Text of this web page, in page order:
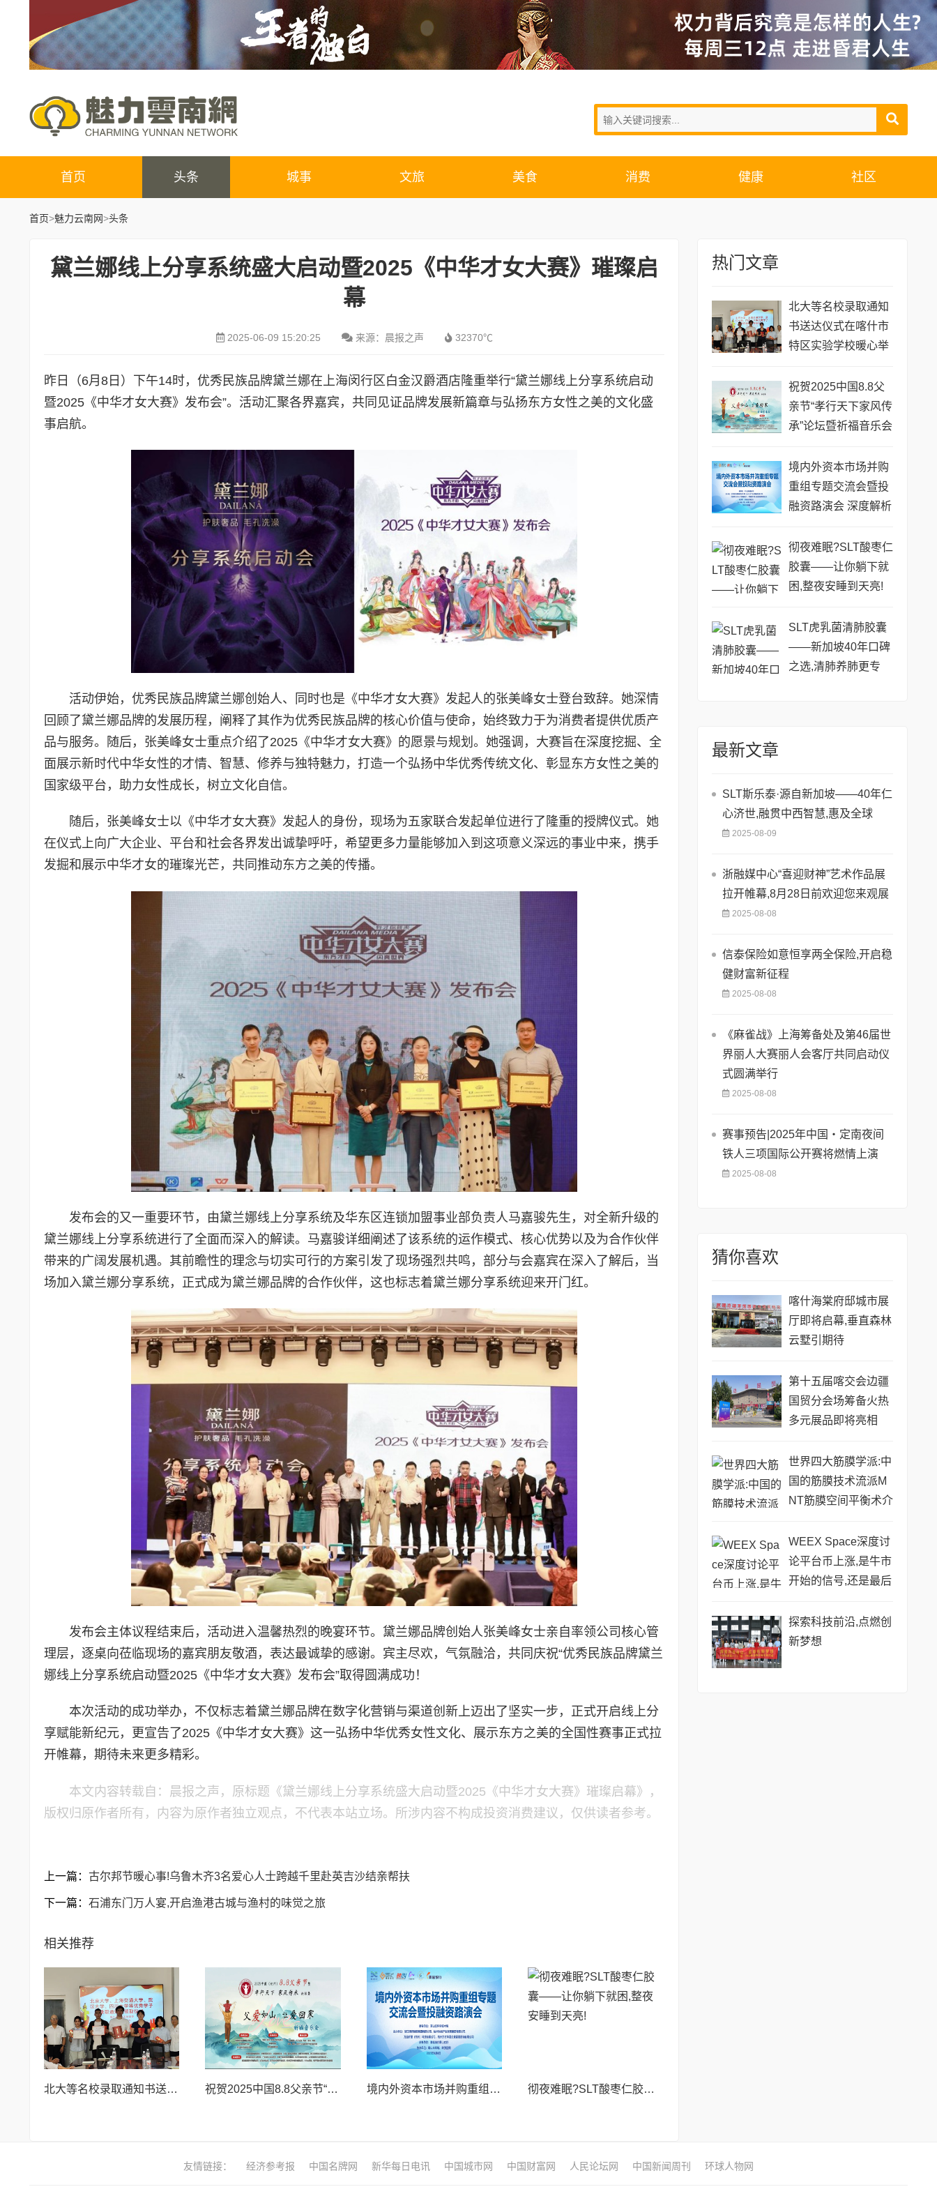
首页 头条 城事 文旅 美食 消费 健康 社区
首页>魅力云南网>头条
黛兰娜线上分享系统盛大启动暨2025《中华才女大赛》璀璨启
幕
2025-06-09 15:20:25 来源：晨报之声 32370℃
昨日（6月8日）下午14时，优秀民族品牌黛兰娜在上海闵行区白金汉爵酒店隆重举行“黛兰娜线上分享系统启动
暨2025《中华才女大赛》发布会”。活动汇聚各界嘉宾，共同见证品牌发展新篇章与弘扬东方女性之美的文化盛
事启航。
活动伊始，优秀民族品牌黛兰娜创始人、同时也是《中华才女大赛》发起人的张美峰女士登台致辞。她深情
回顾了黛兰娜品牌的发展历程，阐释了其作为优秀民族品牌的核心价值与使命，始终致力于为消费者提供优质产
品与服务。随后，张美峰女士重点介绍了2025《中华才女大赛》的愿景与规划。她强调，大赛旨在深度挖掘、全
面展示新时代中华女性的才情、智慧、修养与独特魅力，打造一个弘扬中华优秀传统文化、彰显东方女性之美的
国家级平台，助力女性成长，树立文化自信。
随后，张美峰女士以《中华才女大赛》发起人的身份，现场为五家联合发起单位进行了隆重的授牌仪式。她
在仪式上向广大企业、平台和社会各界发出诚挚呼吁，希望更多力量能够加入到这项意义深远的事业中来，携手
发掘和展示中华才女的璀璨光芒，共同推动东方之美的传播。
发布会的又一重要环节，由黛兰娜线上分享系统及华东区连锁加盟事业部负责人马嘉骏先生，对全新升级的
黛兰娜线上分享系统进行了全面而深入的解读。马嘉骏详细阐述了该系统的运作模式、核心优势以及为合作伙伴
带来的广阔发展机遇。其前瞻性的理念与切实可行的方案引发了现场强烈共鸣，部分与会嘉宾在深入了解后，当
场加入黛兰娜分享系统，正式成为黛兰娜品牌的合作伙伴，这也标志着黛兰娜分享系统迎来开门红。
发布会主体议程结束后，活动进入温馨热烈的晚宴环节。黛兰娜品牌创始人张美峰女士亲自率领公司核心管
理层，逐桌向莅临现场的嘉宾朋友敬酒，表达最诚挚的感谢。宾主尽欢，气氛融洽，共同庆祝“优秀民族品牌黛兰
娜线上分享系统启动暨2025《中华才女大赛》发布会”取得圆满成功！
本次活动的成功举办，不仅标志着黛兰娜品牌在数字化营销与渠道创新上迈出了坚实一步，正式开启线上分
享赋能新纪元，更宣告了2025《中华才女大赛》这一弘扬中华优秀女性文化、展示东方之美的全国性赛事正式拉
开帷幕，期待未来更多精彩。
本文内容转载自：晨报之声，原标题《黛兰娜线上分享系统盛大启动暨2025《中华才女大赛》璀璨启幕》，
版权归原作者所有，内容为原作者独立观点，不代表本站立场。所涉内容不构成投资消费建议，仅供读者参考。
上一篇： 古尔邦节暖心事!乌鲁木齐3名爱心人士跨越千里赴英吉沙结亲帮扶
下一篇： 石浦东门万人宴,开启渔港古城与渔村的味觉之旅
相关推荐
北大等名校录取通知书送达仪式在喀什市特区实验学校暖心举行 祝贺2025中国8.8父亲节“孝行天下家风传承”论坛暨祈福音乐会圆满成功 境内外资本市场并购重组专题交流会暨投融资路演会 深度解析驱动企业资本战略升级 彻夜难眠?SLT酸枣仁胶囊——让你躺下就困,整夜安睡到天亮!
热门文章
北大等名校录取通知
书送达仪式在喀什市
特区实验学校暖心举
祝贺2025中国8.8父
亲节“孝行天下家风传
承”论坛暨祈福音乐会
境内外资本市场并购
重组专题交流会暨投
融资路演会 深度解析
级
彻夜难眠?SLT酸枣仁
胶囊——让你躺下就
困,整夜安睡到天亮!
SLT虎乳菌清肺胶囊
——新加坡40年口碑
之选,清肺养肺更专
最新文章
SLT斯乐泰·源自新加坡——40年仁
心济世,融贯中西智慧,惠及全球
2025-08-09
浙融媒中心“喜迎财神”艺术作品展
拉开帷幕,8月28日前欢迎您来观展
2025-08-08
信泰保险如意恒享两全保险,开启稳
健财富新征程
2025-08-08
《麻雀战》上海筹备处及第46届世
界丽人大赛丽人会客厅共同启动仪
式圆满举行
2025-08-08
赛事预告|2025年中国・定南夜间
铁人三项国际公开赛将燃情上演
2025-08-08
猜你喜欢
喀什海棠府邸城市展
厅即将启幕,垂直森林
云墅引期待
第十五届喀交会边疆
国贸分会场筹备火热
多元展品即将亮相
世界四大筋膜学派:中
国的筋膜技术流派M
NT筋膜空间平衡术介
WEEX Space深度讨
论平台币上涨,是牛市
开始的信号,还是最后
探索科技前沿,点燃创
新梦想
友情链接： 经济参考报 中国名牌网 新华每日电讯 中国城市网 中国财富网 人民论坛网 中国新闻周刊 环球人物网